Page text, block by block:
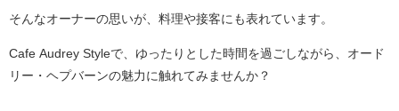
そんなオーナーの思いが、料理や接客にも表れています。
Cafe Audrey Styleで、ゆったりとした時間を過ごしながら、オード
リー・ヘプバーンの魅力に触れてみませんか？